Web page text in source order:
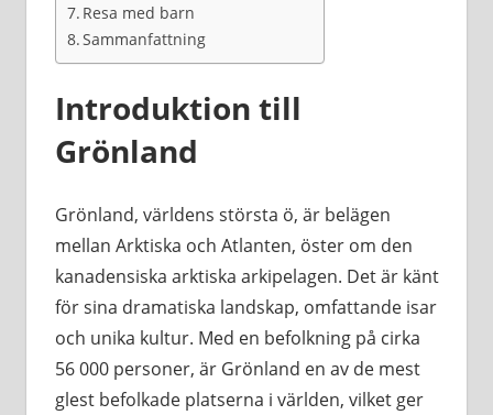
Resa med barn
Sammanfattning
Introduktion till
Grönland
Grönland, världens största ö, är belägen
mellan Arktiska och Atlanten, öster om den
kanadensiska arktiska arkipelagen. Det är känt
för sina dramatiska landskap, omfattande isar
och unika kultur. Med en befolkning på cirka
56 000 personer, är Grönland en av de mest
glest befolkade platserna i världen, vilket ger